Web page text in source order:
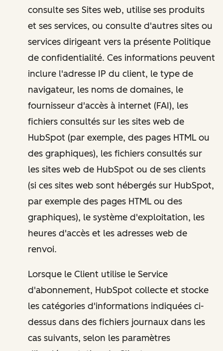
consulte ses Sites web, utilise ses produits
et ses services, ou consulte d'autres sites ou
services dirigeant vers la présente Politique
de confidentialité. Ces informations peuvent
inclure l'adresse IP du client, le type de
navigateur, les noms de domaines, le
fournisseur d'accès à internet (FAI), les
fichiers consultés sur les sites web de
HubSpot (par exemple, des pages HTML ou
des graphiques), les fichiers consultés sur
les sites web de HubSpot ou de ses clients
(si ces sites web sont hébergés sur HubSpot,
par exemple des pages HTML ou des
graphiques), le système d'exploitation, les
heures d'accès et les adresses web de
renvoi.
Lorsque le Client utilise le Service
d'abonnement, HubSpot collecte et stocke
les catégories d'informations indiquées ci-
dessus dans des fichiers journaux dans les
cas suivants, selon les paramètres